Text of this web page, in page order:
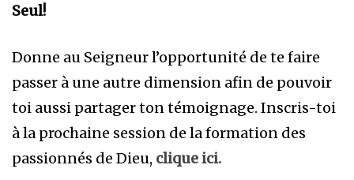
Seul!
Donne au Seigneur l’opportunité de te faire
passer à une autre dimension afin de pouvoir
toi aussi partager ton témoignage. Inscris-toi
à la prochaine session de la formation des
passionnés de Dieu, clique ici.